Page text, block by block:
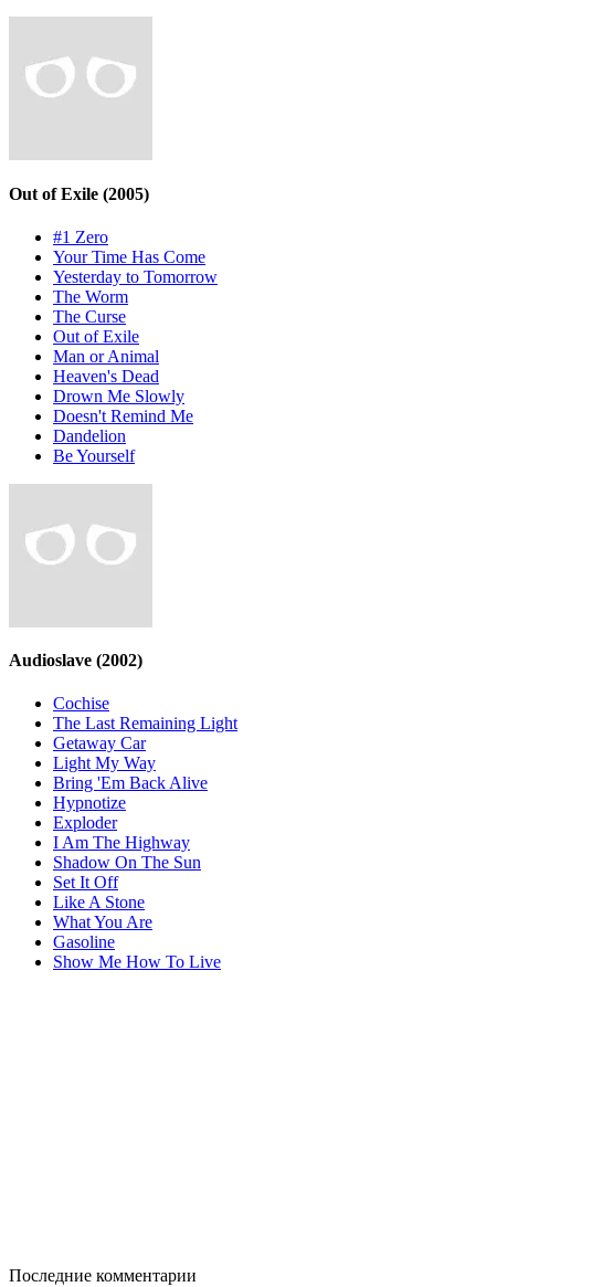
Out of Exile (2005)
#1 Zero
Your Time Has Come
Yesterday to Tomorrow
The Worm
The Curse
Out of Exile
Man or Animal
Heaven's Dead
Drown Me Slowly
Doesn't Remind Me
Dandelion
Be Yourself
Audioslave (2002)
Cochise
The Last Remaining Light
Getaway Car
Light My Way
Bring 'Em Back Alive
Hypnotize
Exploder
I Am The Highway
Shadow On The Sun
Set It Off
Like A Stone
What You Are
Gasoline
Show Me How To Live
Последние комментарии